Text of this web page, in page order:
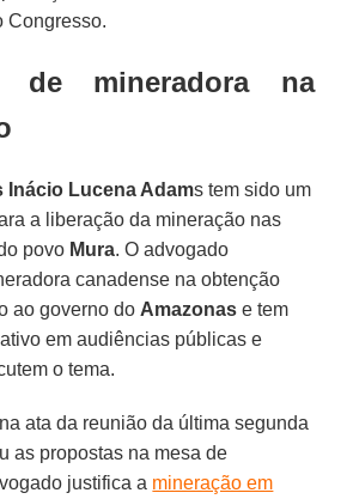
Congresso.
de mineradora na
Inácio Lucena Adams tem sido um
a liberação da mineração nas
povo Mura. O advogado
canadense na obtenção
ao governo do Amazonas e tem
em audiências públicas e
o tema.
ata da reunião da última segunda
as propostas na mesa de
justifica a mineração em